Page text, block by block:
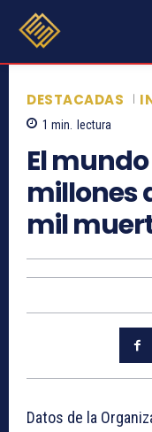
DESTACADAS
1 min. lectura
El
millones
mil
Datos de la